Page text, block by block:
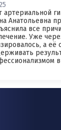
артериальной
Анатольевна
все
Уже
а её